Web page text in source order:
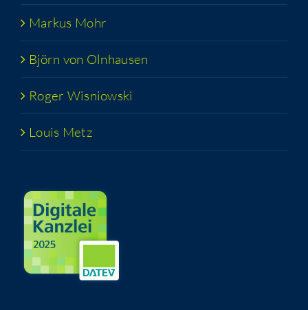
Mar­kus Mohr
Björn von Olnhausen
Roger Wis­niow­ski
Lou­is Metz